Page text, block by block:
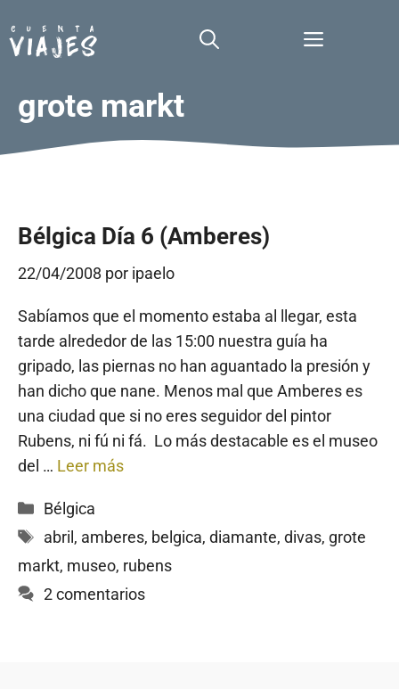
al
contenido
Menú
grote markt
Bélgica Día 6 (Amberes)
22/04/2008 por ipaelo
Sabíamos que el momento estaba al llegar, esta
tarde alrededor de las 15:00 nuestra guía ha
gripado, las piernas no han aguantado la presión y
han dicho que nane. Menos mal que Amberes es
una ciudad que si no eres seguidor del pintor
Rubens, ni fú ni fá. Lo más destacable es el museo
del … Leer más
Categorías
Bélgica
Etiquetas
abril , amberes, belgica, diamante, divas, grote
markt, museo, rubens
2 comentarios